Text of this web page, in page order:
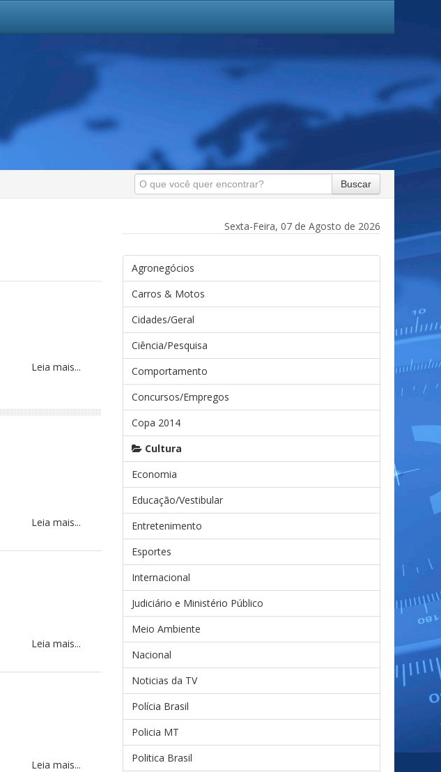
Buscar
Leia mais...
Leia mais...
Leia mais...
Leia mais...
Sexta-Feira, 07 de Agosto de 2026
Agronegócios
Carros & Motos
Cidades/Geral
Ciência/Pesquisa
Comportamento
Concursos/Empregos
Copa 2014
Cultura
Economia
Educação/Vestibular
Entretenimento
Esportes
Internacional
Judiciário e Ministério Público
Meio Ambiente
Nacional
Noticias da TV
Polícia Brasil
Policia MT
Politica Brasil